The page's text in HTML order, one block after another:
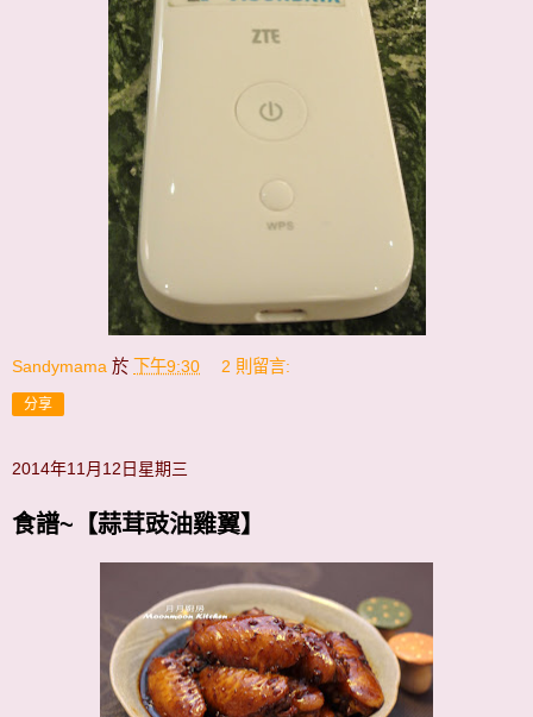
Sandymama 於 下午9:30 2 則留言:
分享
2014年11月12日星期三
食譜~【蒜茸豉油雞翼】